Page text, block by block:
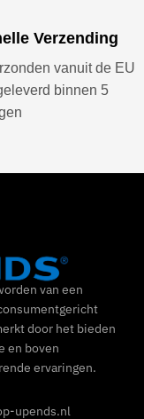
Verzending
vanuit de EU
binnen 5
van een
door het bieden
en boven
ervaringen.
upends.nl